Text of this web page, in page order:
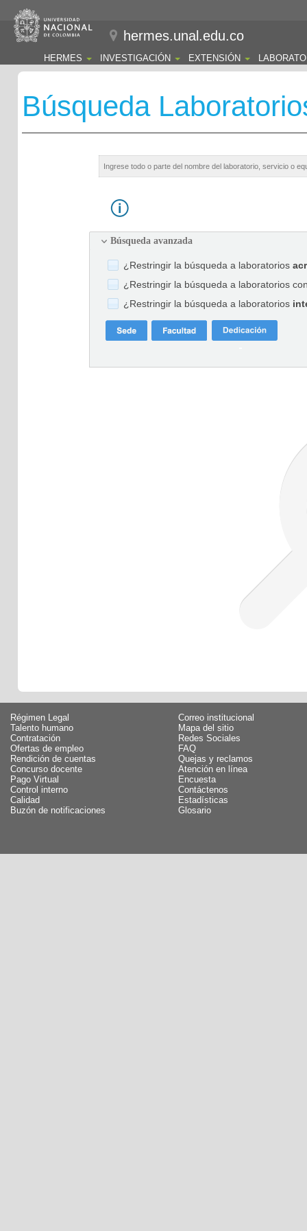
hermes.unal.edu.co
HERMES INVESTIGACIÓN EXTENSIÓN
Búsqueda
Búsqueda avanzada
¿Restringir la búsqueda a laboratorios
¿Restringir la búsqueda a laboratorios
¿Restringir la búsqueda a laboratorios
Régimen Legal
Talento humano
Contratación
Ofertas de empleo
Rendición de cuentas
Concurso docente
Pago Virtual
Control interno
Calidad
Buzón de notificaciones
Correo institucional
Mapa del sitio
Redes Sociales
FAQ
Quejas y reclamos
Atención en línea
Encuesta
Contáctenos
Estadísticas
Glosario